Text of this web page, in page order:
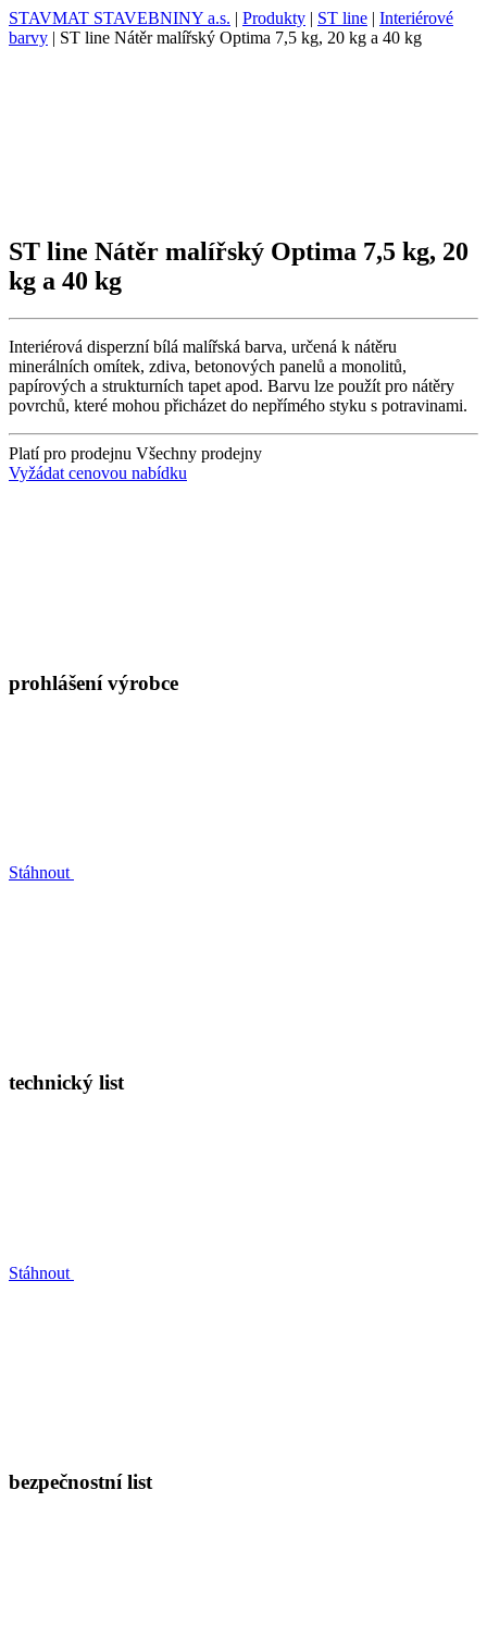
STAVMAT STAVEBNINY a.s. | Produkty | ST line | Interiérové
barvy | ST line Nátěr malířský Optima 7,5 kg, 20 kg a 40 kg
ST line Nátěr malířský Optima 7,5 kg, 20
kg a 40 kg
Interiérová disperzní bílá malířská barva, určená k nátěru
minerálních omítek, zdiva, betonových panelů a monolitů,
papírových a strukturních tapet apod. Barvu lze použít pro nátěry
povrchů, které mohou přicházet do nepřímého styku s potravinami.
Platí pro prodejnu Všechny prodejny
Vyžádat cenovou nabídku
prohlášení výrobce
Stáhnout
technický list
Stáhnout
bezpečnostní list